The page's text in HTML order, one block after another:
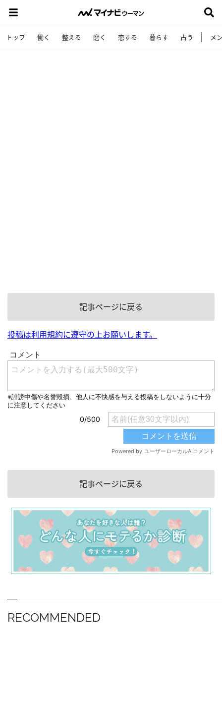
トップ 働く 整える 磨く 恋する 暮らす 占う メ
記事ページに戻る
投稿は利用規約に遵守の上お願いします。
記事ページに戻る
RECOMMENDED